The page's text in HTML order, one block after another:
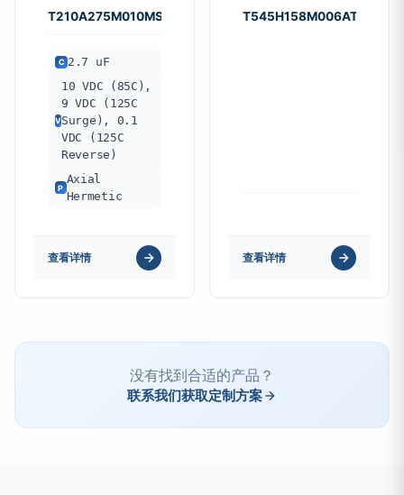
T210A275M010MS7200
C 2.7 uF
V
10 VDC (85C),
9 VDC (125C
Surge), 0.1
VDC (125C
Reverse)
P
Axial
Hermetic
查看详情
T545H158M006ATE035
查看详情
没有找到合适的产品？
联系我们获取定制方案